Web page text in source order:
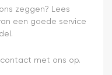
zeggen? Lees
een goede service
met ons op.